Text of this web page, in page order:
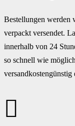
Bestellungen werden
verpackt versendet.
innerhalb von 24
so schnell wie